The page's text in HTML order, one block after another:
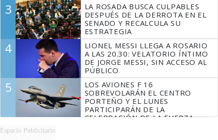
3
LA ROSADA BUSCA CULPABLES
DESPUÉS DE LA DERROTA EN EL
SENADO Y RECALCULA SU
ESTRATEGIA
4
LIONEL MESSI LLEGA A ROSARIO
A LAS 20.30: VELATORIO ÍNTIMO
DE JORGE MESSI, SIN ACCESO AL
PÚBLICO
5
LOS AVIONES F 16
SOBREVOLARÁN EL CENTRO
PORTEÑO Y EL LUNES
PARTICIPARÁN DE LA
CELEBRACIÓN DE LA FUERZA
Espacio Publicitario